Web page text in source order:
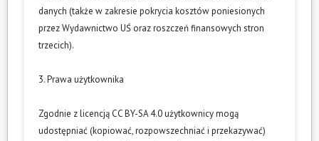
danych (także w zakresie pokrycia kosztów poniesionych
przez Wydawnictwo UŚ oraz roszczeń finansowych stron
trzecich).
3. Prawa użytkownika
Zgodnie z licencją CC BY-SA 4.0 użytkownicy mogą
udostępniać (kopiować, rozpowszechniać i przekazywać)